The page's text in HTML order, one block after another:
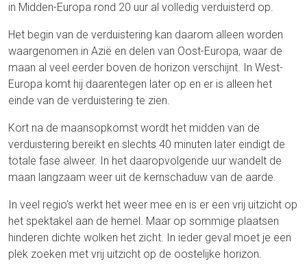
in Midden-Europa rond 20 uur al volledig verduisterd op.
Het begin van de verduistering kan daarom alleen worden
waargenomen in Azië en delen van Oost-Europa, waar de
maan al veel eerder boven de horizon verschijnt. In West-
Europa komt hij daarentegen later op en er is alleen het
einde van de verduistering te zien.
Kort na de maansopkomst wordt het midden van de
verduistering bereikt en slechts 40 minuten later eindigt de
totale fase alweer. In het daaropvolgende uur wandelt de
maan langzaam weer uit de kernschaduw van de aarde.
In veel regio's werkt het weer mee en is er een vrij uitzicht op
het spektakel aan de hemel. Maar op sommige plaatsen
hinderen dichte wolken het zicht. In ieder geval moet je een
plek zoeken met vrij uitzicht op de oostelijke horizon.